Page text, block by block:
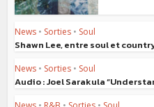
News • Sorties • Soul
Shawn Lee, entre soul et
News • Sorties • Soul
Audio : Joel Sarakula